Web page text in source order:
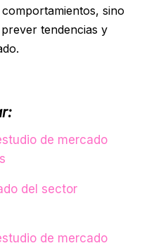
sino
tendencias y
de mercado
del sector
de mercado